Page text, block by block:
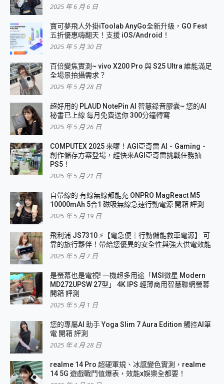
2025 年 6 月 6 日
寶可夢飛人外掛iToolab AnyGo全新升級，GO Fest
五折優惠嗨翻天！支援 iOS/Android！
2025 年 5 月 30 日
百倍變焦實測~ vivo X200 Pro 與 S25 Ultra 誰能滿足
全場景拍攝需求？
2025 年 5 月 28 日
超好用的 PLAUD NotePin AI 智慧錄音膠囊~ 您的AI
秘書已上線 每月免費送你 300分鐘轉寫
2025 年 5 月 26 日
COMPUTEX 2025 來囉！AGI亞奇雷 AI・Gaming・
創作儲存方案登場，趕快來AGI亞奇雷挑戰任務抽
PS5！
2025 年 5 月 21 日
自帶線的 有線無線都能充 ONPRO MagReact M5
10000mAh 5合1 磁吸無線急速行動電源 開箱 評測
2025 年 5 月 19 日
飛利浦 JS7310 ⚡【電急便｜行動儲能救車電源】 可
靠的旅行夥伴！帶給您優異的安全性與強大供電效能
2025 年 5 月 7 日
是螢幕也是電視! 一機超多用途「MSI微星 Modern
MD272UPSW 27型」 4K IPS 輕薄商用智慧聯網螢幕
開箱 評測
2025 年 5 月 1 日
您的專屬AI 助手 Yoga Slim 7 Aura Edition 觸控AI筆
電 開箱 評測
2025 年 4 月 28 日
realme 14 Pro 超硬軍規、冰感變色實測，realme
14 5G 遊戲戰鬥值爆表，效能x娛樂全都要！